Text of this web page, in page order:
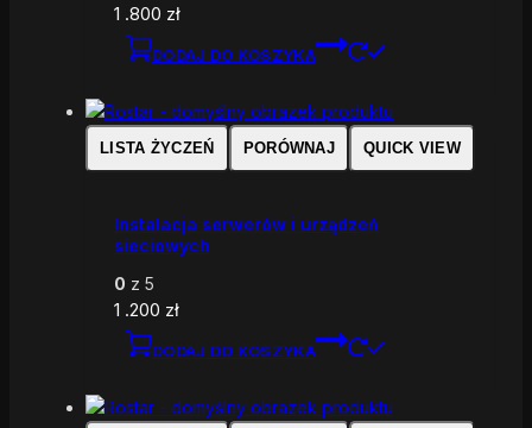
1 .800 zł
DODAJ DO KOSZYKA
LISTA ŻYCZEŃ PORÓWNAJ QUICK VIEW
Instalacja serwerów i urządzeń
sieciowych
0 z 5
1 .200 zł
DODAJ DO KOSZYKA